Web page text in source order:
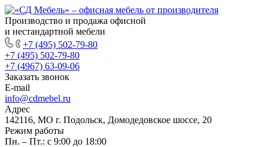
Производство и продажа офисной
и нестандартной мебели
+7 (495) 502-79-80
+7 (495) 502-79-80
+7 (4967) 63-09-06
Заказать звонок
E-mail
info@cdmebel.ru
Адрес
142116, МО г. Подольск, Домодедовское шоссе, 20
Режим работы
Пн. – Пт.: с 9:00 до 18:00